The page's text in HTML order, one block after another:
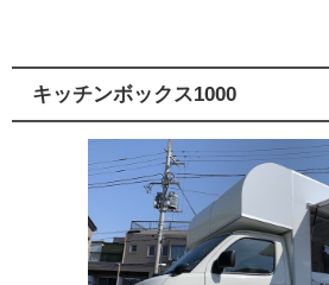
キッチンボックス1000